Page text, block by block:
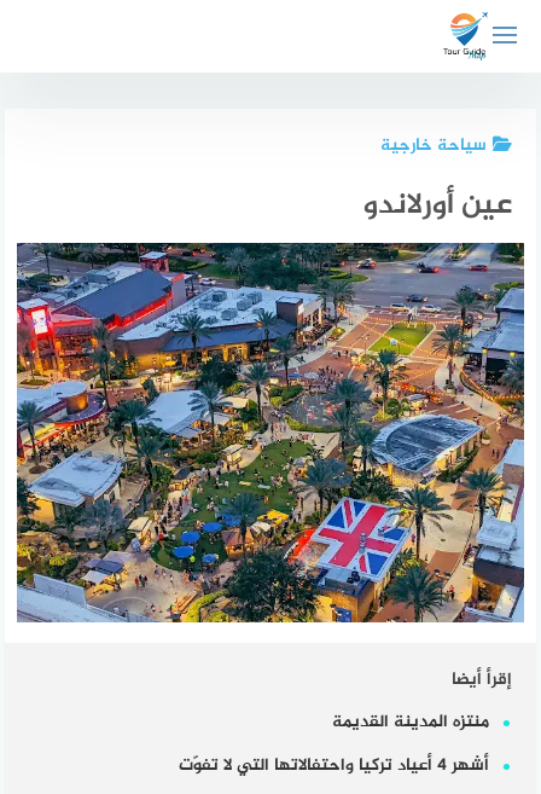
المحتوى
سياحة خارجية
عين أورلاندو
إقرأ أيضا
منتزه المدينة القديمة
أشهر 4 أعياد تركيا واحتفالاتها التي لا تفوّت